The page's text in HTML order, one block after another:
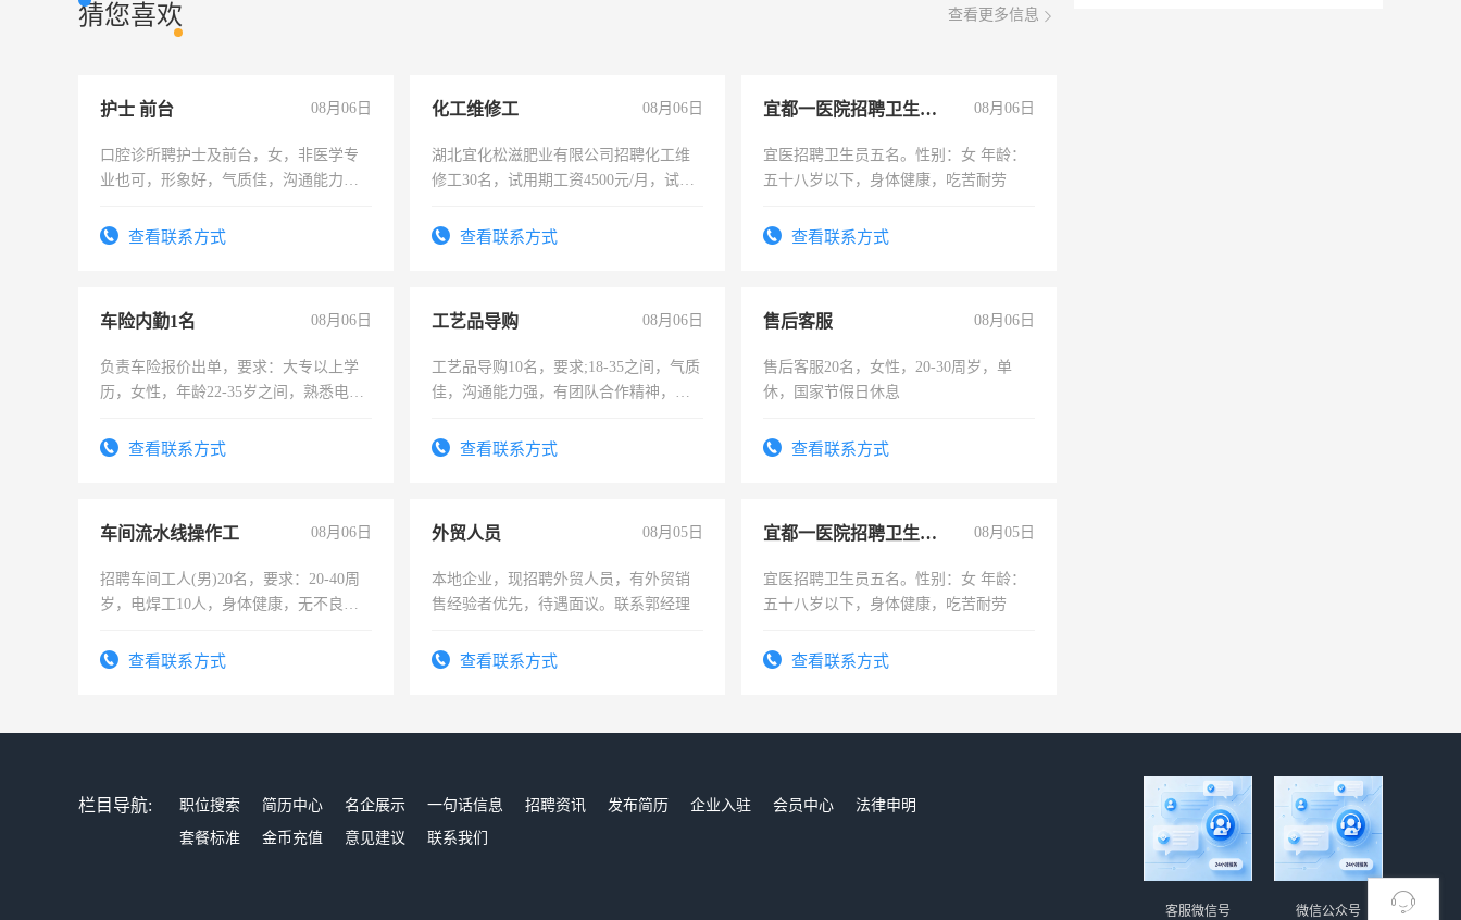
猜您喜欢 查看更多信息
护士 前台 08月06日
口腔诊所聘护士及前台，女，非医学专
业也可，形象好，气质佳，沟通能力
查看联系方式
化工维修工 08月06日
湖北宜化松滋肥业有限公司招聘化工维
修工30名，试用期工资4500元/月，试用
查看联系方式
宜都一医院招聘卫生员五名 08月06日
宜医招聘卫生员五名。性别：女 年龄：
五十八岁以下，身体健康，吃苦耐劳
查看联系方式
车险内勤1名 08月06日
负责车险报价出单，要求：大专以上学
历，女性，年龄22-35岁之间，熟悉电脑
试用期1-3个月，转正后交纳五险，
查看联系方式
工艺品导购 08月06日
工艺品导购10名，要求;18-35之间，气质
佳，沟通能力强，有团队合作精神，有
查看联系方式
售后客服 08月06日
售后客服20名，女性，20-30周岁，单
休，国家节假日休息
查看联系方式
车间流水线操作工 08月06日
招聘车间工人(男)20名，要求：20-40周
岁，电焊工10人，身体健康，无不良嗜
宿，免费发放劳保用品，两班倒，每月
查看联系方式
外贸人员 08月05日
本地企业，现招聘外贸人员，有外贸销
售经验者优先，待遇面议。联系郭经理
查看联系方式
宜都一医院招聘卫生员五名 08月05日
宜医招聘卫生员五名。性别：女 年龄：
五十八岁以下，身体健康，吃苦耐劳
查看联系方式
栏目导航: 职位搜索 简历中心 名企展示 一句话信息 招聘资讯 发布简历 企业入驻 会员中心
法律申明
套餐标准
金币充值 意见建议 联系我们
微信公众号
客服微信号